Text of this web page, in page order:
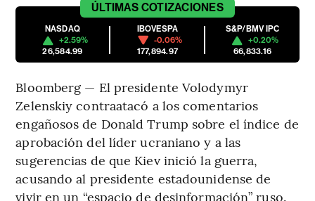
ÚLTIMAS COTIZACIONES
NASDAQ
+2.59%
26,584.99
IBOVESPA
-0.06%
177,894.97
S&P/BMV IPC
+0.20%
66,833.16
Bloomberg — El presidente Volodymyr
Zelenskiy contraatacó a los comentarios
engañosos de Donald Trump sobre el índice de
aprobación del líder ucraniano y a las
sugerencias de que Kiev inició la guerra,
acusando al presidente estadounidense de
vivir en un “espacio de desinformación” ruso.